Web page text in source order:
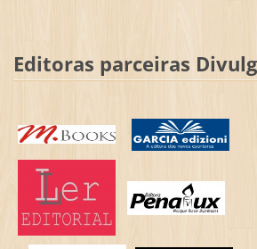
Editoras parceiras